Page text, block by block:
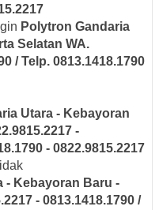
Polytron Gandaria
Selatan WA.
/ Telp. 0813.1418.1790
Utara - Kebayoran
-
- 0822.9815.2217
- Kebayoran Baru -
- 0813.1418.1790 /